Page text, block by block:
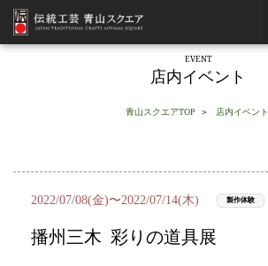
EVENT
店内イベント
青山スクエアTOP 店内イベント
2022/07/08(金)〜2022/07/14(木) 製作体験
播州三木 彩りの道具展